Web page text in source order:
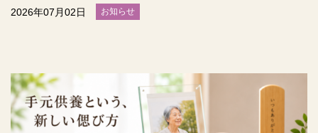
2026年07月02日 お知らせ